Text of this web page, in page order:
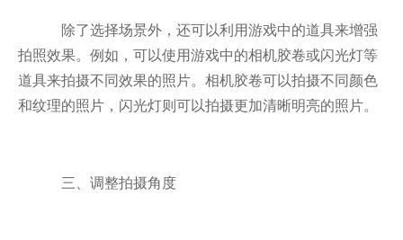
除了选择场景外，还可以利用游戏中的道具来增强
拍照效果。例如，可以使用游戏中的相机胶卷或闪光灯等
道具来拍摄不同效果的照片。相机胶卷可以拍摄不同颜色
和纹理的照片，闪光灯则可以拍摄更加清晰明亮的照片。
三、调整拍摄角度